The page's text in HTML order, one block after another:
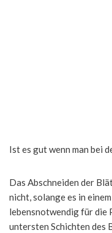
Ist es gut wenn man bei
Das Abschneiden der
nicht, solange es in
lebensnotwendig für die
untersten Schichten des